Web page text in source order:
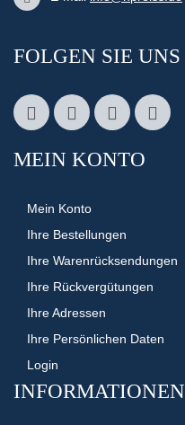
FOLGEN SIE UNS
MEIN KONTO
Mein Konto
Ihre Bestellungen
Ihre Warenrücksendungen
Ihre Rückvergütungen
Ihre Adressen
Ihre Persönlichen Daten
Login
INFORMATIONEN